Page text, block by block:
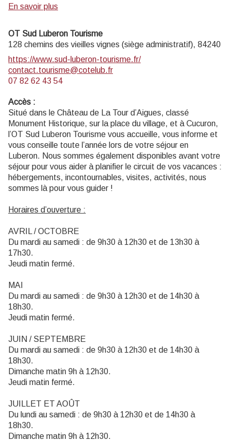
Informations touristiques et vente de livres, cartes,
Exposition permanente visite gratuite.
Musée de géologie entrée payante (4 € ; 2€ réduit ; gratuit
moins de 18 ans, scolaires, enseignants).
Ouvert au public lundi, mardi, jeudi 14h-17h30, et mercredi
9h-12h30 et 14h-17h30 (hors jours fériés).
En savoir plus
OT Sud Luberon Tourisme
128 chemins des vieilles vignes (siège administratif), 84240
https://www.sud-luberon-tourisme.fr/
contact.tourisme@cotelub.fr
07 82 62 43 54
Accès :
Situé dans le Château de La Tour d’Aigues, classé
Monument Historique, sur la place du village, et à Cucuron,
l’OT Sud Luberon Tourisme vous accueille, vous informe et
vous conseille toute l’année lors de votre séjour en
Luberon. Nous sommes également disponibles avant votre
séjour pour vous aider à planifier le circuit de vos vacances :
hébergements, incontournables, visites, activités, nous
sommes là pour vous guider !
Horaires d’ouverture :
AVRIL / OCTOBRE
Du mardi au samedi : de 9h30 à 12h30 et de 13h30 à
17h30.
Jeudi matin fermé.
MAI
Du mardi au samedi : de 9h30 à 12h30 et de 14h30 à
18h30.
Jeudi matin fermé.
JUIN / SEPTEMBRE
Du mardi au samedi : de 9h30 à 12h30 et de 14h30 à
18h30.
Dimanche matin 9h à 12h30.
Jeudi matin fermé.
JUILLET ET AOÛT
Du lundi au samedi : de 9h30 à 12h30 et de 14h30 à
18h30.
Dimanche matin 9h à 12h30.